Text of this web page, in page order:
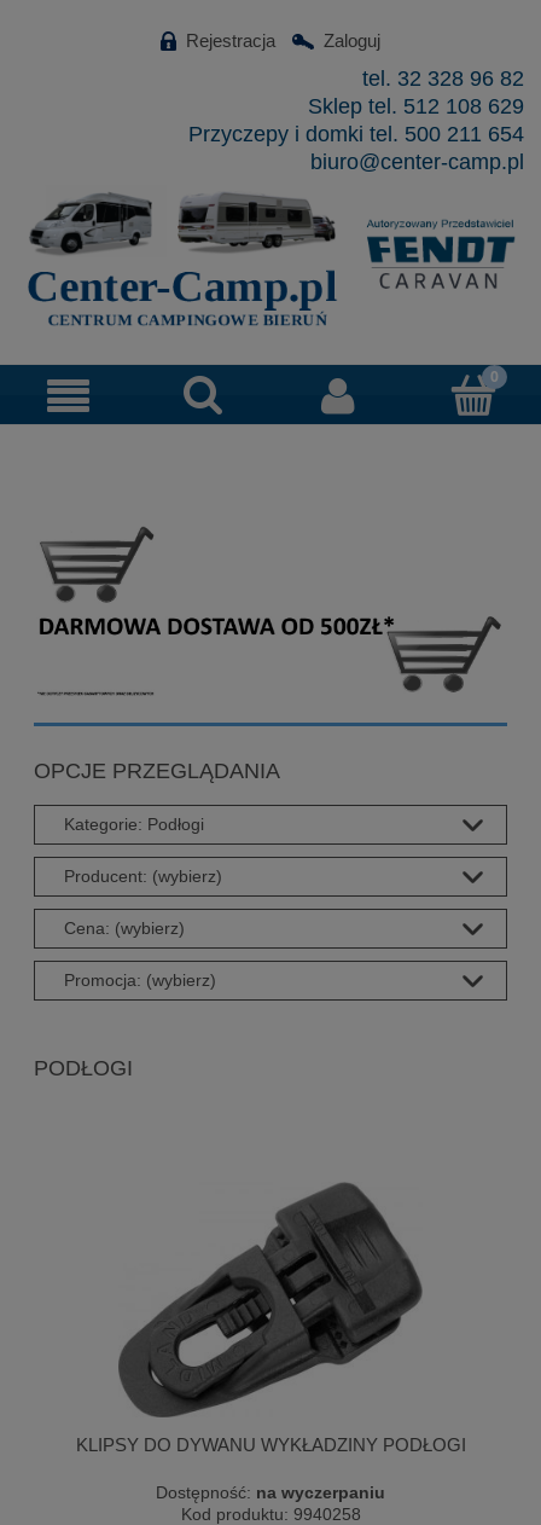
Rejestracja Zaloguj
tel. 32 328 96 82
Sklep tel. 512 108 629
Przyczepy i domki tel. 500 211 654
biuro@center-camp.pl
OPCJE PRZEGLĄDANIA
Kategorie: Podłogi
Producent: (wybierz)
Cena: (wybierz)
Promocja: (wybierz)
PODŁOGI
KLIPSY DO DYWANU WYKŁADZINY PODŁOGI
Dostępność: na wyczerpaniu
Kod produktu: 9940258